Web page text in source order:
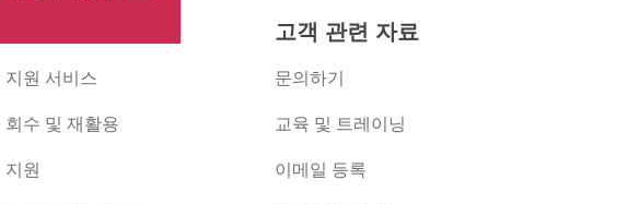
지원 서비스
회수 및 재활용
지원
고객 관련 자료
문의하기
교육 및 트레이닝
이메일 등록